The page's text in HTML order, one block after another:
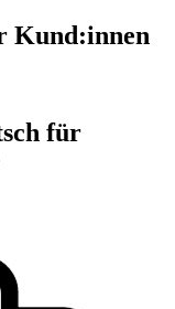
Kund:innen
für